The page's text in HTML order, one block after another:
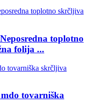
toplotno
folija ...
tovarniška